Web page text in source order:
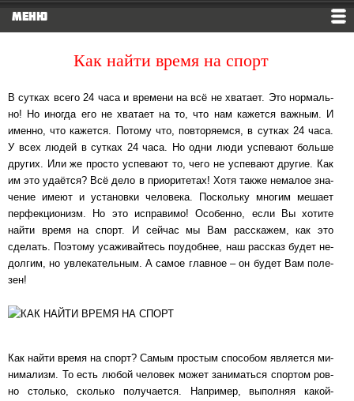
МЕНЮ
Как найти время на спорт
В сутках всего 24 часа и времени на всё не хватает. Это нор­маль­
но! Но иногда его не хва­та­ет на то, что нам ка­жет­ся важным. И
имен­но, что кажется. Потому что, пов­то­ря­ем­ся, в сутках 24 часа.
У всех людей в сутках 24 часа. Но одни люди ус­пе­ва­ют больше
других. Или же просто ус­пе­ва­ют то, чего не ус­пе­ва­ют другие. Как
им это уда­ёт­ся? Всё дело в при­о­ри­те­тах! Хотя также немалое зна­
че­ние имеют и ус­та­нов­ки человека. Пос­коль­ку многим мешает
пер­фек­ци­о­низм. Но это ис­пра­ви­мо! Осо­бен­но, если Вы хотите
найти время на спорт. И сейчас мы Вам рас­ска­жем, как это
сделать. Поэтому уса­жи­вай­тесь по­удоб­нее, наш рассказ будет не­
дол­гим, но ув­ле­ка­тель­ным. А самое глав­ное ‒ он будет Вам по­ле­
зен!
Как найти время на спорт? Самым прос­тым спо­со­бом яв­ля­ет­ся ми­
ни­ма­лизм. То есть любой человек может за­ни­мать­ся спортом ров­
но столько, сколь­ко по­лу­ча­ет­ся. Нап­ри­мер, вы­пол­няя какой-